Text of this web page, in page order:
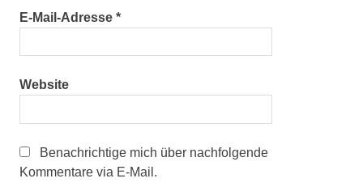
E-Mail-Adresse *
Website
Benachrichtige mich über nachfolgende
Kommentare via E-Mail.